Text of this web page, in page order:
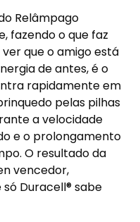
Relâmpago
fazendo o que faz
que o amigo está
de antes, é o
rapidamente em
pelas pilhas
a velocidade
e o prolongamento
O resultado da
vencedor,
Duracell® sabe